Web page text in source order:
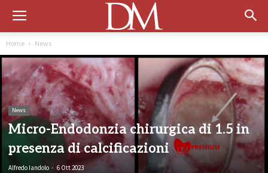
Home News
News
Micro-Endodonzia chirurgica di 1.5 in
presenza di calcificazioni
Alfredo Iandolo - 6 Ott 2023